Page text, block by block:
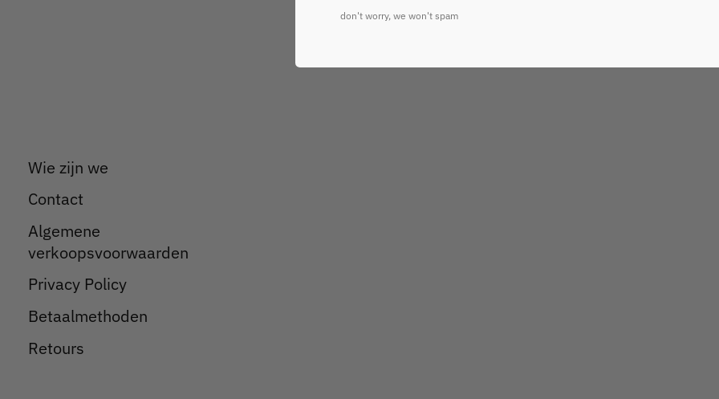
Wie zijn we
Contact
Algemene
verkoopsvoorwaarden
Privacy Policy
Betaalmethoden
Retours
don't worry, we won't spam